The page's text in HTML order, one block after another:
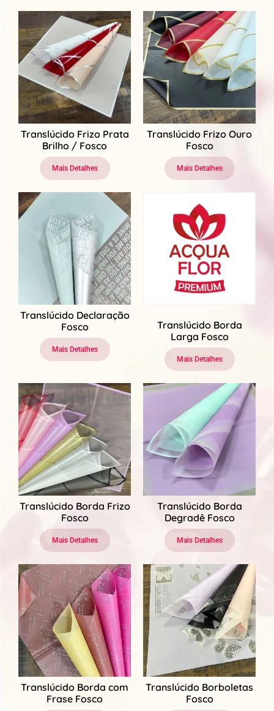
Translúcido Frizo Prata
Brilho / Fosco
Mais Detalhes
Translúcido Frizo Ouro
Fosco
Mais Detalhes
Translúcido Declaração
Fosco
Mais Detalhes
Translúcido Borda
Larga Fosco
Mais Detalhes
Translúcido Borda Frizo
Fosco
Mais Detalhes
Translúcido Borda
Degradê Fosco
Mais Detalhes
Translúcido Borda com
Frase Fosco
Translúcido Borboletas
Fosco